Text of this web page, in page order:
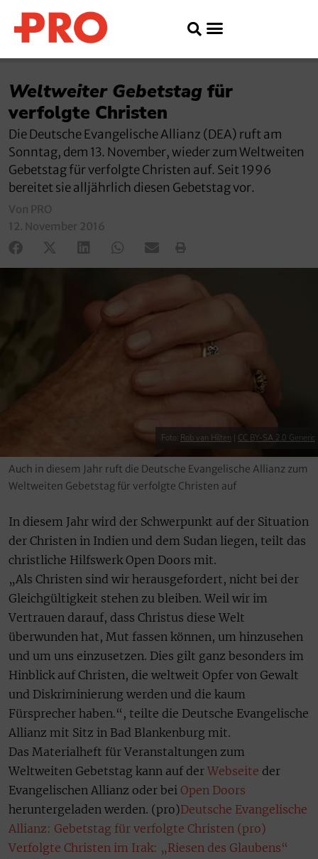
Weltweiter Gebetstag für
verfolgte Christen
Die Deutsche Evangelische Allianz (DEA) ruft am
Sonntag, dem 13. November, wieder zum Weltweiten
Gebetstag für verfolgte Christen auf. Seit 1996
bereitet sie alljährlich diesen Gebetstag vor.
Von PRO
12. November 2016
Foto: Rob van Hilten CC BY-SA 2.0 Generic
Auch in diesem Jahr ruft die Deutsche Evangelische Allianz zum
Weltweiten Gebetstag für verfolgte Christen auf
In diesem Jahr wird der Schwerpunkt auf der Situation
der Christen in Indien und dem Sudan liegen, teilt das
christliche Hilfswerk Open Doors mit.
„Als Christen sind wir herausgefordert, nicht bei der
Gleichgültigkeit stehen zu bleiben. Weil wir im
Vertrauen darauf, dass Christus diese Welt
überwunden hat, Mut fassen können, um hinzusehen
und um uns einzusetzen. Dies gilt ganz besonders im
Hinblick auf Christen, die weltweit Opfer von Gewalt
und Diskriminierung werden und die kaum
Fürsprecher haben.“, teilte die Deutsche Evangelische
Allianz mit Sitz in Bad Blankenburg mit.
Das Materialheft für Veranstaltungen zum
Weltweiten Gebetstag kann auf der Webseite der
Evangelischen Allianz oder bei Open Doors
heruntergeladen werden. (pro)Deutsche Evangelische
Allianz: Gebetstag für verfolgte Christen (pro)
Verfolgte Christen im Irak: „Riesen des Glaubens“